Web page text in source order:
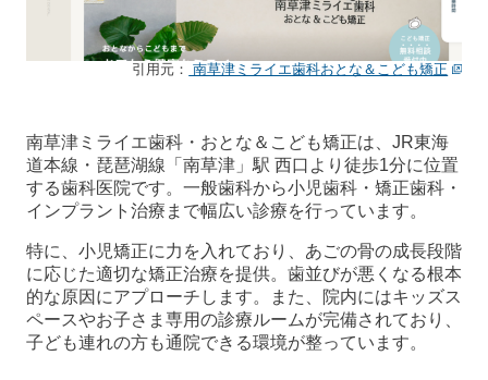
引用元： 南草津ミライエ歯科おとな＆こども矯正
南草津ミライエ歯科・おとな＆こども矯正は、JR東海
道本線・琵琶湖線「南草津」駅 西口より徒歩1分に位置
する歯科医院です。一般歯科から小児歯科・矯正歯科・
インプラント治療まで幅広い診療を行っています。
特に、小児矯正に力を入れており、あごの骨の成長段階
に応じた適切な矯正治療を提供。歯並びが悪くなる根本
的な原因にアプローチします。また、院内にはキッズス
ペースやお子さま専用の診療ルームが完備されており、
子ども連れの方も通院できる環境が整っています。